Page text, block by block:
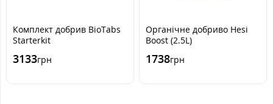
Комплект добрив BioTabs
Starterkit
3133грн
Органічне добриво Hesi
Boost (2.5L)
1738грн